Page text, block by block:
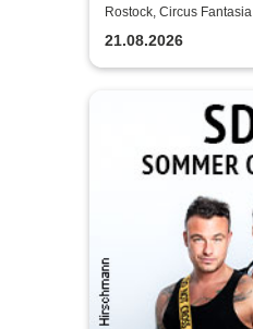
Kaoshüter
Rostock, Circus Fantasia
21.08.2026